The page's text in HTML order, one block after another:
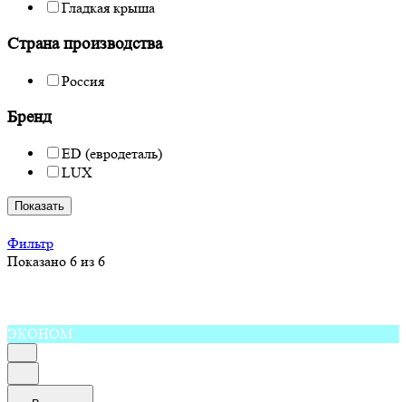
Гладкая крыша
Страна производства
Россия
Бренд
ED (евродеталь)
LUX
Показать
Фильтр
Показано 6 из 6
ЭКОНОМ